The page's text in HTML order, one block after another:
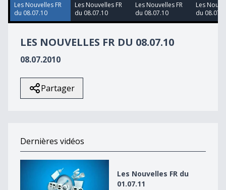
24
seconds
Les Nouvelles FR
du 08.07.10
Les Nouvelles FR
du 08.07.10
Les Nouvelles FR
du 08.07.10
Les
du
LES NOUVELLES FR DU 08.07.10
08.07.2010
Partager
Dernières vidéos
Les Nouvelles FR du 01.07.11
Les Nouvelles FR du
01.07.11